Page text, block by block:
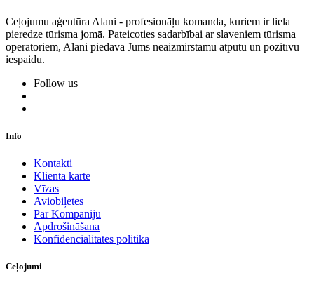
Ceļojumu aģentūra Alani - profesionāļu komanda, kuriem ir liela
pieredze tūrisma jomā. Pateicoties sadarbībai ar slaveniem tūrisma
operatoriem, Alani piedāvā Jums neaizmirstamu atpūtu un pozitīvu
iespaidu.
Follow us
Info
Kontakti
Klienta karte
Vīzas
Aviobiļetes
Par Kompāniju
Apdrošināšana
Konfidencialitātes politika
Ceļojumi